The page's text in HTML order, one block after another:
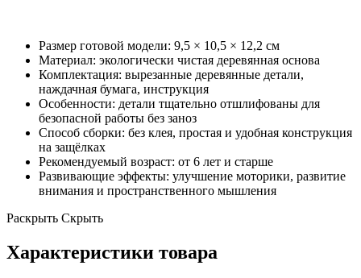
Размер готовой модели: 9,5 × 10,5 × 12,2 см
Материал: экологически чистая деревянная основа
Комплектация: вырезанные деревянные детали,
наждачная бумага, инструкция
Особенности: детали тщательно отшлифованы для
безопасной работы без заноз
Способ сборки: без клея, простая и удобная конструкция
на защёлках
Рекомендуемый возраст: от 6 лет и старше
Развивающие эффекты: улучшение моторики, развитие
внимания и пространственного мышления
Раскрыть Скрыть
Характеристики товара